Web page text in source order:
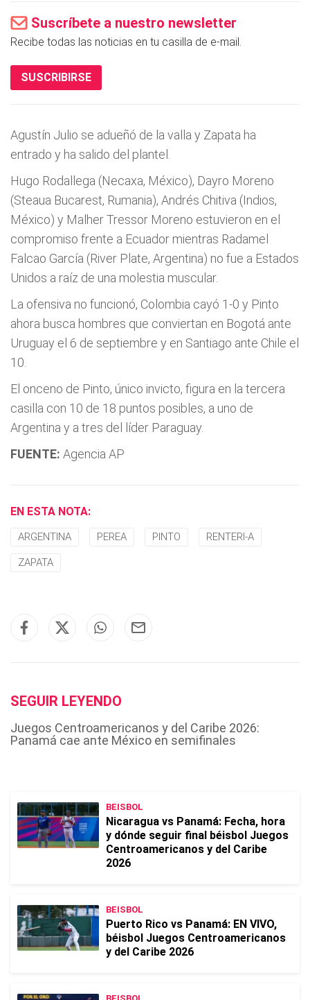
Suscríbete a nuestro newsletter
Recibe todas las noticias en tu casilla de e-mail.
SUSCRIBIRSE
Agustí­n Julio se adueñó de la valla y Zapata ha
entrado y ha salido del plantel.
Hugo Rodallega (Necaxa, México), Dayro Moreno
(Steaua Bucarest, Rumania), Andrés Chitiva (Indios,
México) y Malher Tressor Moreno estuvieron en el
compromiso frente a Ecuador mientras Radamel
Falcao Garcí­a (River Plate, Argentina) no fue a Estados
Unidos a raí­z de una molestia muscular.
La ofensiva no funcionó, Colombia cayó 1-0 y Pinto
ahora busca hombres que conviertan en Bogotá ante
Uruguay el 6 de septiembre y en Santiago ante Chile el
10.
El onceno de Pinto, único invicto, figura en la tercera
casilla con 10 de 18 puntos posibles, a uno de
Argentina y a tres del lí­der Paraguay.
FUENTE: Agencia AP
EN ESTA NOTA:
ARGENTINA PEREA PINTO RENTERI-A
ZAPATA
SEGUIR LEYENDO
Juegos Centroamericanos y del Caribe 2026:
Panamá cae ante México en semifinales
BEISBOL
Nicaragua vs Panamá: Fecha, hora
y dónde seguir final béisbol Juegos
Centroamericanos y del Caribe
2026
BEISBOL
Puerto Rico vs Panamá: EN VIVO,
béisbol Juegos Centroamericanos
y del Caribe 2026